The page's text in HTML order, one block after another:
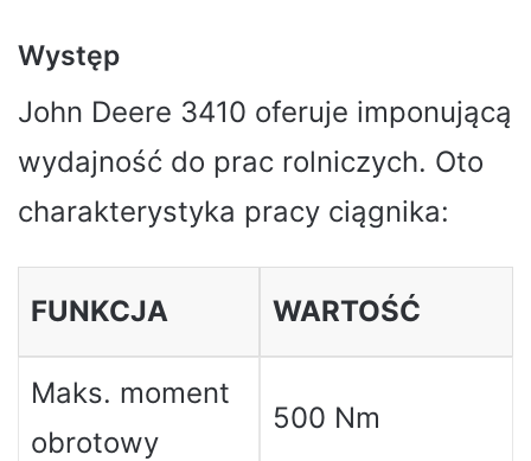
Występ
John Deere 3410 oferuje imponującą
wydajność do prac rolniczych. Oto
charakterystyka pracy ciągnika:
FUNKCJA WARTOŚĆ
Maks. moment
obrotowy
500 Nm